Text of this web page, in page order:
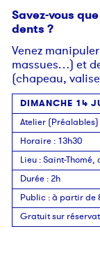
Savez-vous
dents ?
Venez
massues…) et
(chapeau,
DIMANCHE 14
Atelier (Préalables)
Horaire: 13h30
Lieu:Saint-Thomé,
Durée: 2h
Public:à partir de
Gratuit sur